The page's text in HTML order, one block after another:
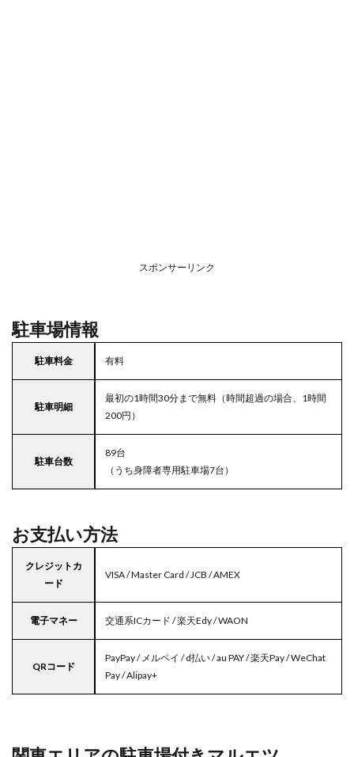
スポンサーリンク
駐車場情報
駐車料金 有料
駐車明細
最初の1時間30分まで無料（時間超過の場合、1時間
200円）
駐車台数
89台
（うち身障者専用駐車場7台）
お支払い方法
クレジットカ
ード
VISA / Master Card / JCB / AMEX
電子マネー 交通系ICカード / 楽天Edy / WAON
QRコード
PayPay / メルペイ / d払い / au PAY / 楽天Pay / WeChat
Pay / Alipay+